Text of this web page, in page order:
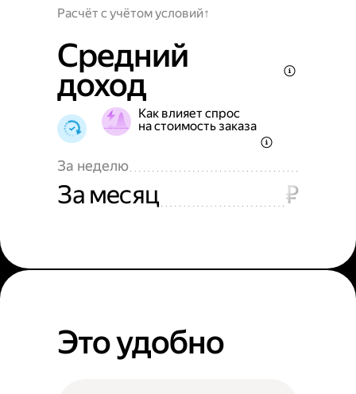
Расчёт с учётом условий
Средний
доход
Как влияет спрос
на стоимость заказа
За неделю
За месяц ₽
Это удобно